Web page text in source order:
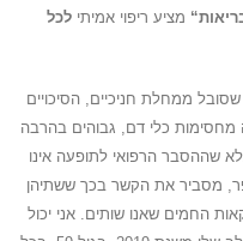
מציע ריפוי אמיתי לכל
ממחלת חניכיים, הסיכויים
כלי דם, גבוהים בהרבה
שההסבר הרפואי לתופעה אינו
מסביר את הקשר בכך ששתיהן
החמים שאנו שותים. אני יכול